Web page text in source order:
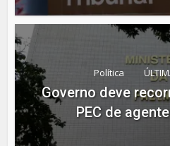
Política
Governo deve
PEC de